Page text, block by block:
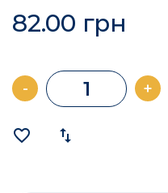
82.00 грн
- +
favorite_border import_export